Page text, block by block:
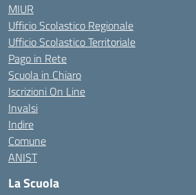
MIUR
Ufficio Scolastico Regionale
Ufficio Scolastico Territoriale
Pago in Rete
Scuola in Chiaro
Iscrizioni On Line
Invalsi
Indire
Comune
ANIST
La Scuola